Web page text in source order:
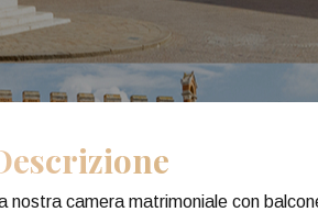
nostra camera matrimoniale con